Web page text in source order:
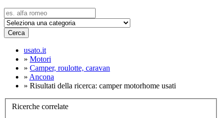
Cerca
usato.it
» Motori
» Camper, roulotte, caravan
» Ancona
» Risultati della ricerca: camper motorhome usati
Ricerche correlate